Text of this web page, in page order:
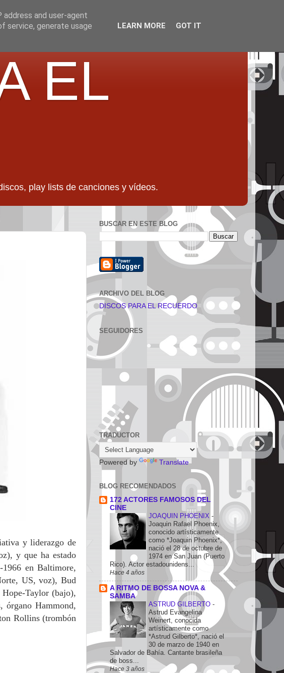
EL
play lists de canciones y vídeos.
y liderazgo de
y que ha estado
en Baltimore,
US, voz), Bud
Taylor (bajo),
órgano Hammond,
Rollins (trombón
BUSCAR EN ESTE BLOG
ARCHIVO DEL BLOG
DISCOS PARA EL RECUERDO
SEGUIDORES
TRADUCTOR
Powered by Translate
BLOG RECOMENDADOS
172 ACTORES FAMOSOS DEL
CINE
JOAQUIN PHOENIX -
Joaquin Rafael Phoenix,
conocido artísticamente
como *Joaquin Phoenix*,
nació el 28 de octubre de
1974 en San Juan (Puerto
Rico). Actor estadounidens...
Hace 4 años
A RITMO DE BOSSA NOVA &
SAMBA
ASTRUD GILBERTO -
Astrud Evangelina
Weinert, conocida
artísticamente como
*Astrud Gilberto*, nació el
30 de marzo de 1940 en
Salvador de Bahía. Cantante brasileña
de boss...
Hace 3 años
and user-agent
service, generate usage
LEARN MORE GOT IT